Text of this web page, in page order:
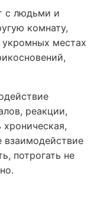
с людьми и
комнату,
укромных местах
реакции,
хроническая,
взаимодействие
потрогать не